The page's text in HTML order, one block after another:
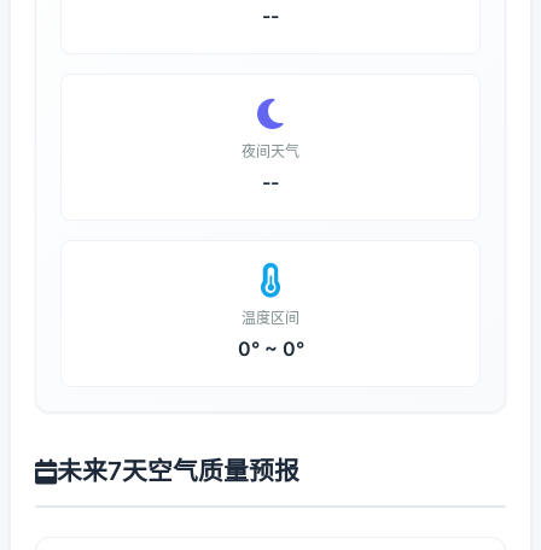
--
夜间天气
--
温度区间
0° ~ 0°
未来7天空气质量预报